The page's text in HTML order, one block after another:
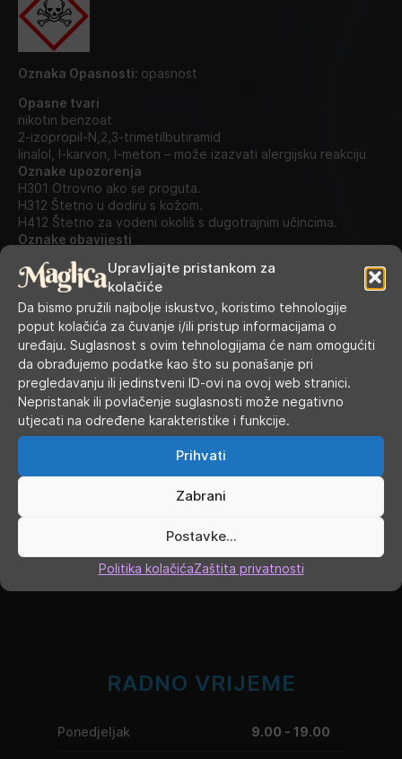
Upravljajte pristankom za
kolačiće
Da bismo pružili najbolje iskustvo, koristimo tehnologije
poput kolačića za čuvanje i/ili pristup informacijama o
uređaju. Suglasnost s ovim tehnologijama će nam omogućiti
da obrađujemo podatke kao što su ponašanje pri
pregledavanju ili jedinstveni ID-ovi na ovoj web stranici.
Nepristanak ili povlačenje suglasnosti može negativno
utjecati na određene karakteristike i funkcije.
Prihvati
Zabrani
Postavke...
Politika kolačićaZaštita privatnosti
Oznaka Opasnosti: opasnost
Opasne tvari
nikotin benzoat
2-izopropil-N,2,3-trimetilbutiramid
linalol, I-karvon, I-meton – može izazvati alergijsku reakciju
Oznake upozorenja
H301 Otrovno ako se proguta.
H312 Štetno u dodiru s kožom.
H412 Štetno za vodeni okoliš s dugotrajnim učincima.
Oznake obavijesti
P264 Nakon uporabe temeljito oprati ruke.
P271 Rabiti samo na otvorenom ili u dobro prozračenom
prostoru.
P301 + P31 AKO SE PROGUTA: odmah nazvati CENTAR ZA
KONTROLU OTROVANJA/liječnika
P405 Skladištiti pod ključem.
P501 Odložiti sadržaj/spremnik u skladu s lokalnim propisima
o odvojenom sakupljanju otpada.
SKU:N/A
Oznake:
RADNO VRIJEME
Ponedjeljak 9.00 - 19.00